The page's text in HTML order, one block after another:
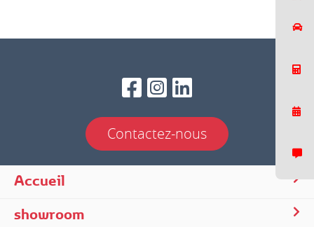
Nous répondons généralement dans un delai de quelques minutes.
Contactez-nous
Accueil
showroom